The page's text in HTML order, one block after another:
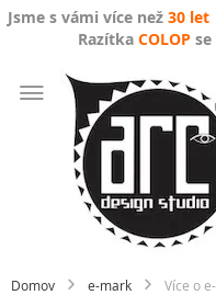
Jsme s vámi více než 30 let
Razítka COLOP
Domov e-mark Více o